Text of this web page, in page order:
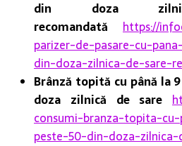
din doza
recomandată https://
parizer-de-pasare-cu-
din-doza-zilnica-de-sare-
Brânză topită cu până la
doza zilnică de sare
consumi-branza-topita-
peste-50-din-doza-zilnica-